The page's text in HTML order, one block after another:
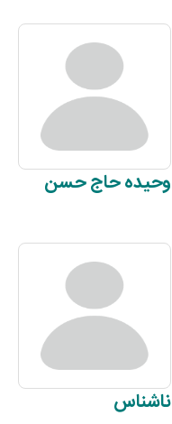
وحیدهحاج حسن
ناشناس